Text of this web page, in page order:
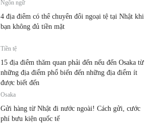
Ngôn ngữ
4 địa điểm có thể chuyển đổi ngoại tệ tại Nhật khi
bạn không đủ tiền mặt
Tiền tệ
15 địa điểm thăm quan phải đến nếu đến Osaka từ
những địa điểm phổ biến đến những địa điểm ít
được biết đến
Osaka
Gửi hàng từ Nhật đi nước ngoài! Cách gửi, cước
phí bưu kiện quốc tế